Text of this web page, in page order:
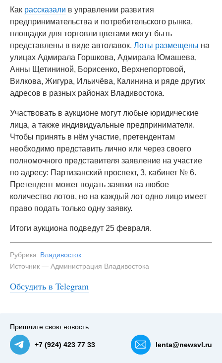
Как рассказали в управлении развития
предпринимательства и потребительского рынка,
площадки для торговли цветами могут быть
представлены в виде автолавок. Лоты размещены на
улицах Адмирала Горшкова, Адмирала Юмашева,
Анны Щетининой, Борисенко, Верхнепортовой,
Вилкова, Жигура, Ильичёва, Калинина и ряде других
адресов в разных районах Владивостока.
Участвовать в аукционе могут любые юридические
лица, а также индивидуальные предприниматели.
Чтобы принять в нём участие, претендентам
необходимо представить лично или через своего
полномочного представителя заявление на участие
по адресу: Партизанский проспект, 3, кабинет № 6.
Претендент может подать заявки на любое
количество лотов, но на каждый лот одно лицо имеет
право подать только одну заявку.
Итоги аукциона подведут 25 февраля.
Рубрика: Владивосток
Источник — Администрация Владивостока
Обсудить в Telegram
Пришлите свою новость
+7 (924) 423 77 33 lenta@newsvl.ru